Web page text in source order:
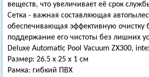
веществ, что увеличивает её срок
Сетка - важная составляющая
обеспечивающая эффективную очистку
поддержание его чистоты без лишних
Deluxe Automatic Pool Vacuum ZX300,
Размер: 26.5 х 25 х 1 см
Рамка: гибкий ПВХ